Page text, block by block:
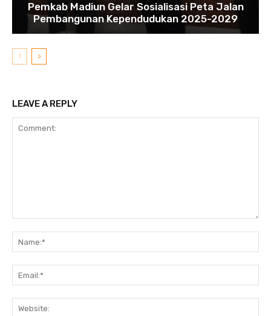
Pemkab Madiun Gelar Sosialisasi Peta Jalan
Pembangunan Kependudukan 2025-2029
LEAVE A REPLY